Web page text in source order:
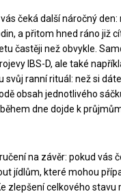
čeká další náročný
a přitom hned ráno již
častěji než obvykle.
IBS-D, ale také
svůj ranní rituál: než si
obsah jednotlivého
dne dojde k
na závěr: pokud vás
jídlům, které mohou
zlepšení celkového stavu